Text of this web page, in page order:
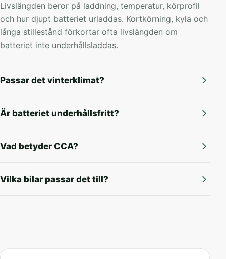
Livslängden beror på laddning, temperatur, körprofil
och hur djupt batteriet urladdas. Kortkörning, kyla och
långa stillestånd förkortar ofta livslängden om
batteriet inte underhållsladdas.
Passar det vinterklimat?
Är batteriet underhållsfritt?
Vad betyder CCA?
Vilka bilar passar det till?